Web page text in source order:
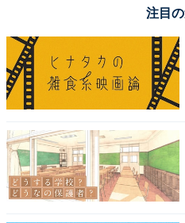
この記事の筆者：柿崎 真英
動。月刊誌やニュースサイ
ウンドを持つ。現在はロー
に、エンタメ・トレンド記
注目